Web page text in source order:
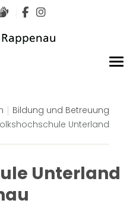
Sprache
Gebärdensprachen
Bildung und Betreuung
Unterland
Unterland